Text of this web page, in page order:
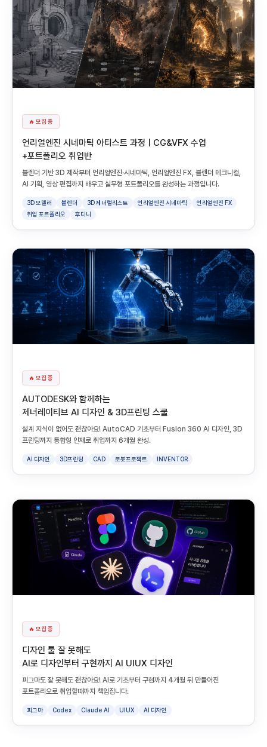
🔥 모집 중
언리얼엔진 시네마틱 아티스트 과정 | CG&VFX 수업
+포트폴리오 취업반
블렌더 기반 3D 제작부터 언리얼엔진·시네마틱, 언리얼엔진 FX, 블랜더 테크니컬,
AI 기획, 영상 편집까지 배우고 실무형 포트폴리오를 완성하는 과정입니다.
3D 모델러 블렌더 3D 제너럴리스트 언리얼엔진 시네마틱
언리얼엔진 FX
취업 포트폴리오
후디니
🔥 모집 중
AUTODESK와 함께하는
제너레이티브 AI 디자인 & 3D프린팅 스쿨
설계 지식이 없어도 괜찮아요! AutoCAD 기초부터 Fusion 360 AI 디자인, 3D
프린팅까지 통합형 인재로 취업까지 6개월 완성.
AI 디자인 3D프린팅 CAD 로봇프로젝트 INVENTOR
🔥 모집 중
디자인 툴 잘 못해도
AI로 디자인부터 구현까지 AI UIUX 디자인
피그마도 잘 못해도 괜찮아요! AI로 기초부터 구현까지 4개월 뒤 만들어진
포트폴리오로 취업할때까지 책임집니다.
피그마 Codex Claude AI UIUX AI 디자인